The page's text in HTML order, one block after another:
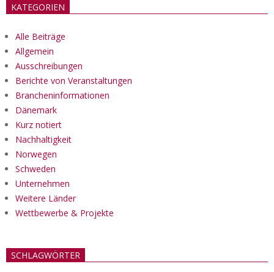
KATEGORIEN
Alle Beiträge
Allgemein
Ausschreibungen
Berichte von Veranstaltungen
Brancheninformationen
Dänemark
Kurz notiert
Nachhaltigkeit
Norwegen
Schweden
Unternehmen
Weitere Länder
Wettbewerbe & Projekte
SCHLAGWÖRTER